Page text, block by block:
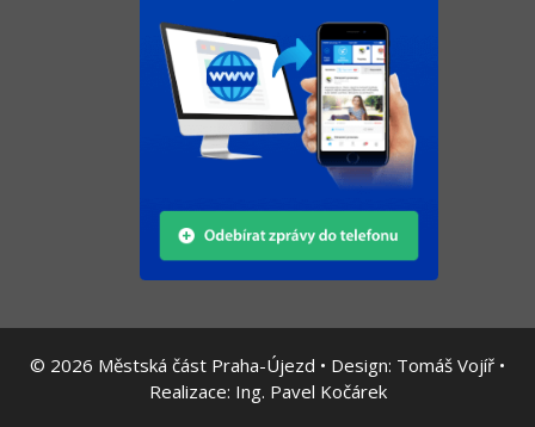
© 2026 Městská část Praha-Újezd • Design: Tomáš Vojíř •
Realizace: Ing. Pavel Kočárek